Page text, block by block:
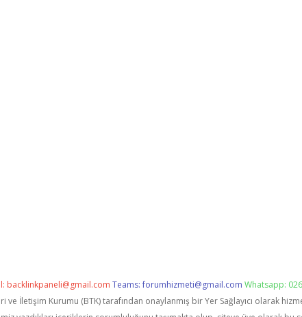
backlinkpaneli@gmail.com Teams:forumhizmeti@gmail.com Whatsapp:
ve İletişim Kurumu (BTK) tarafından onaylanmış bir Yer Sağlayıcı olarak